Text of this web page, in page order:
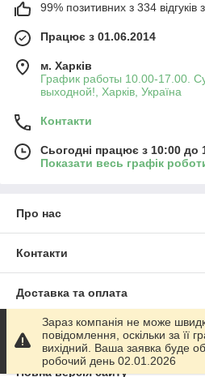
99% позитивних з 334 відгуків
Працює з 01.06.2014
м. Харків
График работы 10.00-17.00.
выходной!, Харків, Україна
Контакти
Сьогодні працює з 10:00 до
Показати весь графік
Про нас
Контакти
Доставка та оплата
Графік роботи
Повна версія сайту
Зараз компанія не може
повідомлення, оскільки за її
вихідний. Ваша заявка буде
робочий день 02.01.2026